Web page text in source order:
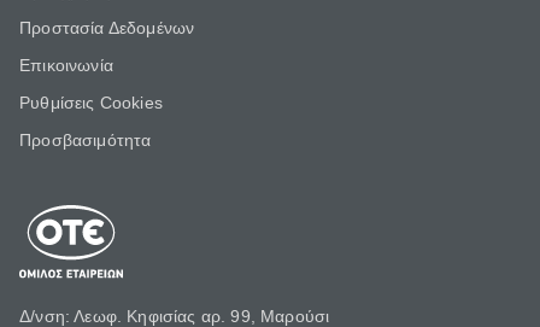
Προστασία Δεδομένων
Επικοινωνία
Ρυθμίσεις Cookies
Προσβασιμότητα
Δ/νση: Λεωφ. Κηφισίας αρ. 99, Μαρούσι